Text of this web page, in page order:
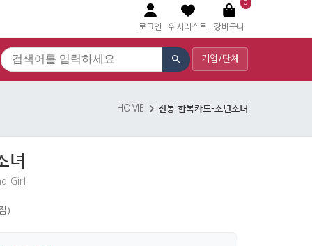
로그인 위시리스트
0
장바구니
기업/단체
HOME 전통 한복카드-소년소녀
녀
Girl
)